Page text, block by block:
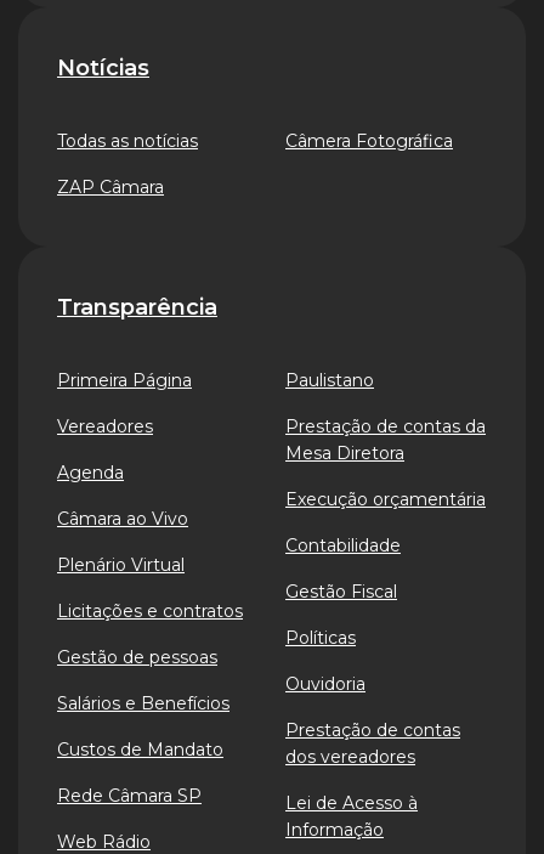
Notícias
Todas as notícias
ZAP Câmara
Câmera Fotográfica
Transparência
Primeira Página
Vereadores
Agenda
Câmara ao Vivo
Plenário Virtual
Licitações e contratos
Gestão de pessoas
Salários e Benefícios
Custos de Mandato
Rede Câmara SP
Web Rádio
Paulistano
Prestação de contas da
Mesa Diretora
Execução orçamentária
Contabilidade
Gestão Fiscal
Políticas
Ouvidoria
Prestação de contas
dos vereadores
Lei de Acesso à
Informação